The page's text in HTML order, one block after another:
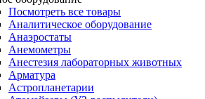
Посмотреть все товары
Аналитическое оборудование
Анаэростаты
Анемометры
Анестезия лабораторных животных
Арматура
Астропланетарии